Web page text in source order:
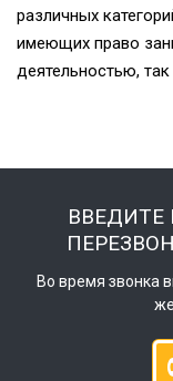
различных
имеющих право
деятельностью,
Во время звонка